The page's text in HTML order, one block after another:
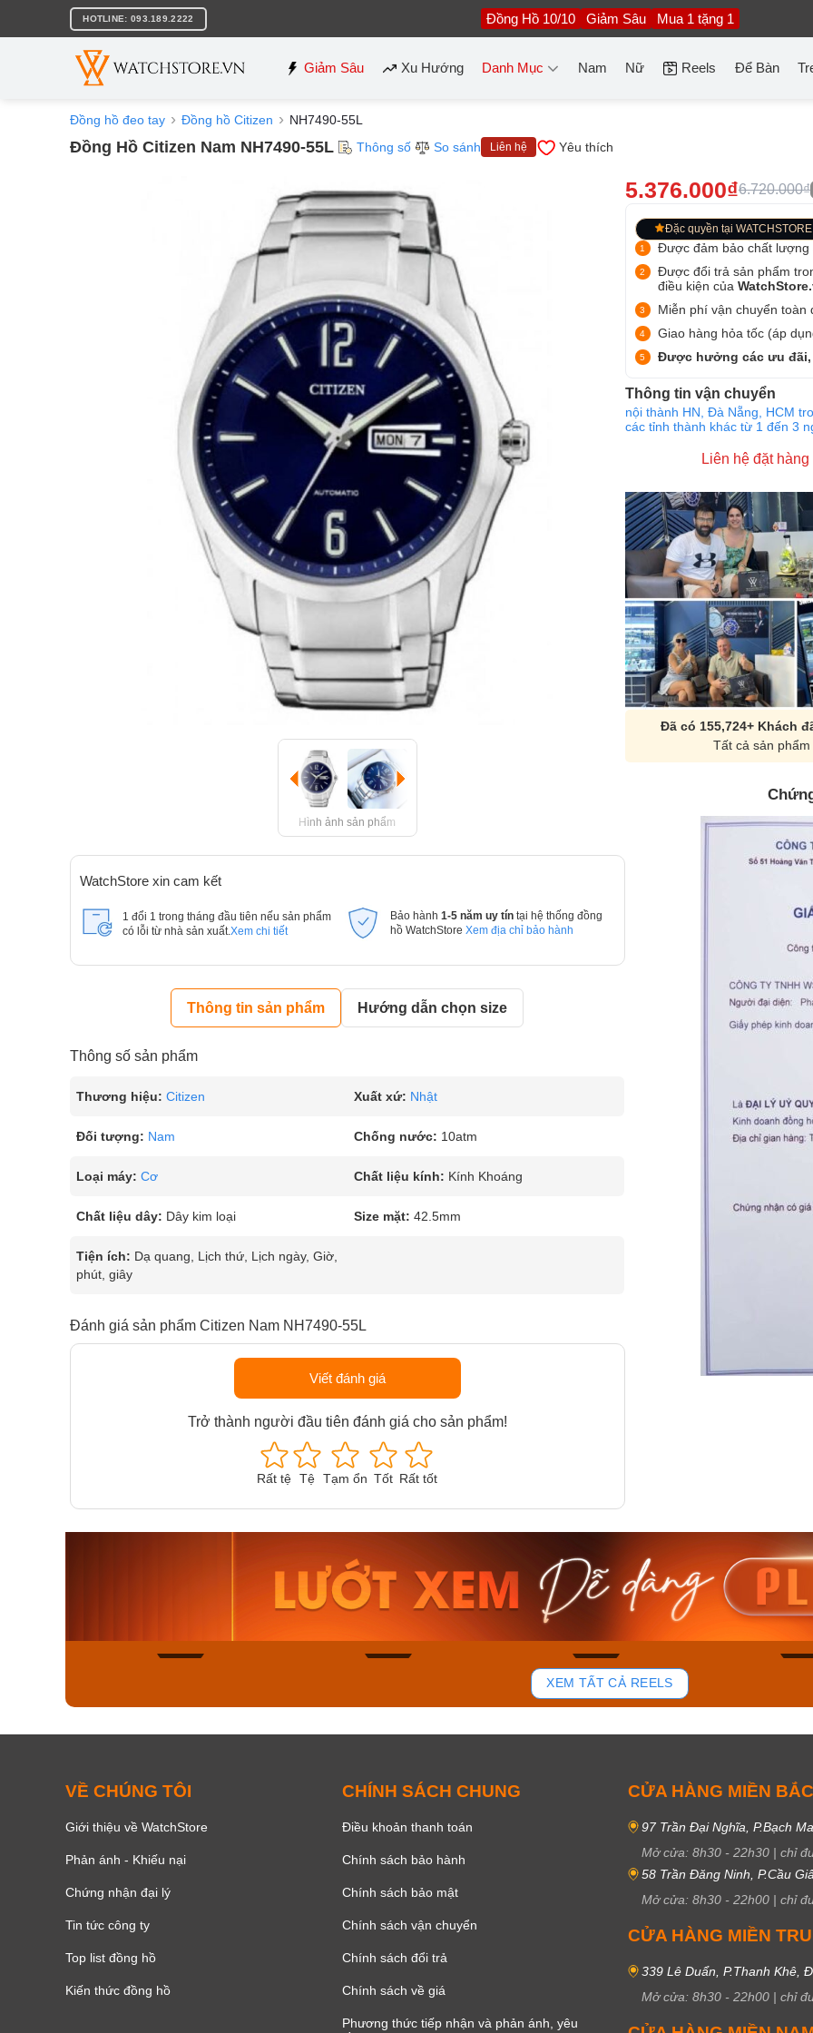
nội
HOTLINE: 093.189.2222 Đồng Hồ 10/10 Giảm Sâu Mua 1 tặng 1
Giảm Sâu Xu Hướng Danh Mục Nam Nữ Reels Để Bàn
Đồng hồ đeo tay Đồng hồ Citizen NH7490-55L
Đồng Hồ Citizen Nam NH7490-55L Thông số So sánh Liên hệ Yêu thích
Hình ảnh sản phẩm
WatchStore xin cam kết
1 đổi 1 trong tháng đầu tiên nếu sản phẩm
có lỗi từ nhà sản xuất. Xem chi tiết
Bảo hành 1-5 năm uy tín tại hệ thống đồng
hồ WatchStore Xem địa chỉ bảo hành
Thông tin sản phẩm Hướng dẫn chọn size
Thông số sản phẩm
Thương hiệu: Citizen Xuất xứ: Nhật
Đối tượng: Nam Chống nước: 10atm
Loại máy: Cơ Chất liệu kính: Kính Khoáng
Chất liệu dây: Dây kim loại Size mặt: 42.5mm
Tiện ích: Dạ quang, Lịch thứ, Lịch ngày, Giờ,
phút, giây
Đánh giá sản phẩm Citizen Nam NH7490-55L
Viết đánh giá
Trở thành người đầu tiên đánh giá cho sản phẩm!
Rất tệ Tệ Tạm ổn Tốt Rất tốt
5.376.000₫6.720.000₫
Đặc quyền tại WATCHSTORE
Được đảm bảo chất lượng
Được đổi trả sản phẩm
điều kiện của
Miễn phí vận chuyển toàn
Giao hàng hỏa tốc (áp
Được hưởng các ưu đãi,
Thông tin vận chuyển
nội thành HN, Đà Nẵng, HCM
các tỉnh thành khác từ 1 đến 3
Liên hệ đặt hàng
Đã có 155,724+ Khách
Tất cả sản
Casio Nam MTS-
115D-1AVDF
2.823.000₫
2.399.550₫
Mua ngay
47
Casio Nam MTS-
RS100L-1AVDF
4.276.000₫
3.634.600₫
Casio
230EL-
Mua
XEM TẤT CẢ REELS
VỀ CHÚNG TÔI
Giới thiệu về WatchStore
Phản ánh - Khiếu nại
Chứng nhận đại lý
Tin tức công ty
Top list đồng hồ
Kiến thức đồng hồ
CHÍNH SÁCH CHUNG
Điều khoản thanh toán
Chính sách bảo hành
Chính sách bảo mật
Chính sách vận chuyển
Chính sách đổi trả
Chính sách về giá
Phương thức tiếp nhận và phản ánh, yêu
CỬA HÀNG MIỀN BẮC
97 Trần Đại Nghĩa, P.Bạch
Mở cửa: 8h30 - 22h30 | chỉ
58 Trần Đăng Ninh, P.Cầu
Mở cửa: 8h30 - 22h00 | chỉ
CỬA HÀNG MIỀN
339 Lê Duẩn, P.Thanh Khê,
Mở cửa: 8h30 - 22h00 | chỉ